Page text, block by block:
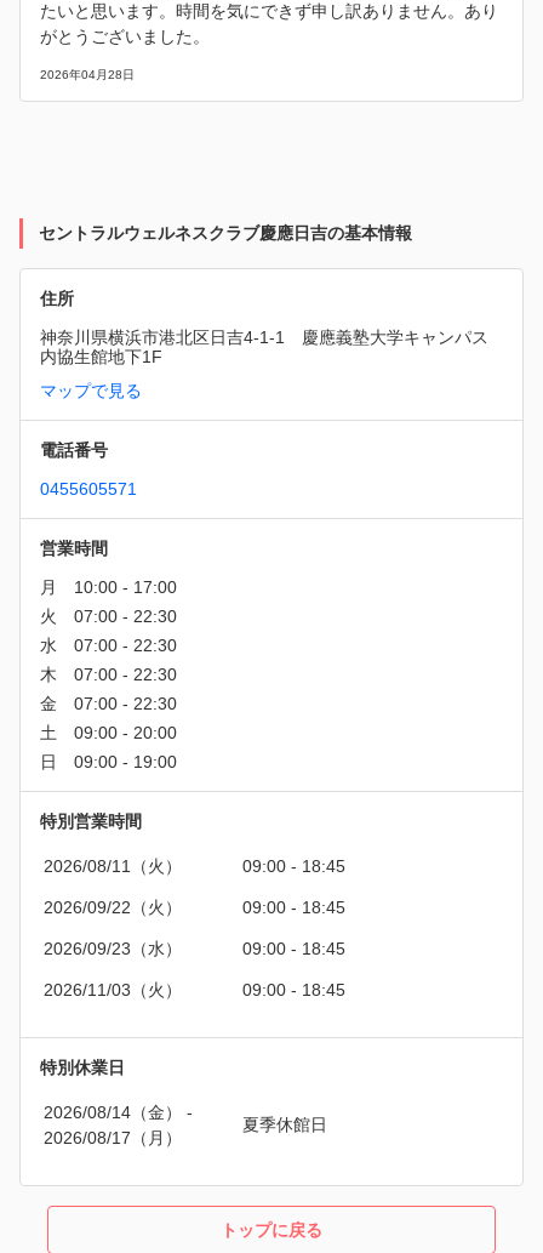
たいと思います。時間を気にできず申し訳ありません。あり
がとうございました。
2026年04月28日
セントラルウェルネスクラブ慶應日吉の基本情報
住所
神奈川県横浜市港北区日吉4-1-1　慶應義塾大学キャンパス
内協生館地下1F
マップで見る
電話番号
0455605571
営業時間
特別営業時間
2026/08/11（火） 09:00 - 18:45
2026/09/22（火） 09:00 - 18:45
2026/09/23（水） 09:00 - 18:45
2026/11/03（火） 09:00 - 18:45
特別休業日
2026/08/14（金）
-
2026/08/17（月）
夏季休館日
トップに戻る